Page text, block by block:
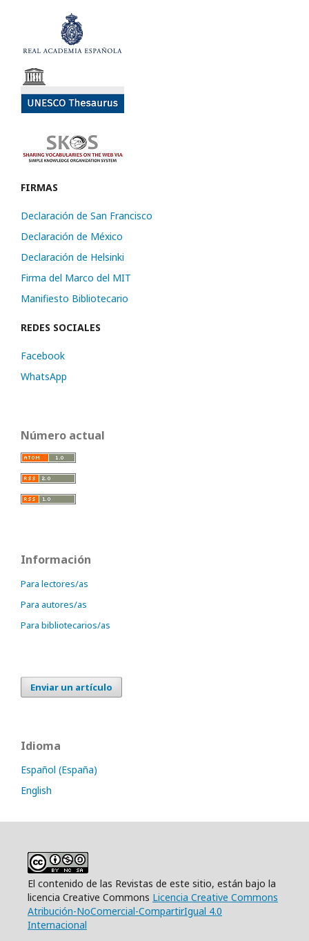
FIRMAS
Declaración de San Francisco
Declaración de México
Declaración de Helsinki
Firma del Marco del MIT
Manifiesto Bibliotecario
REDES SOCIALES
Facebook
WhatsApp
Número actual
Información
Para lectores/as
Para autores/as
Para bibliotecarios/as
Enviar un artículo
Idioma
Español (España)
English
El contenido de las Revistas de este sitio, están bajo la
licencia Creative Commons Licencia Creative Commons
Atribución-NoComercial-CompartirIgual 4.0
Internacional